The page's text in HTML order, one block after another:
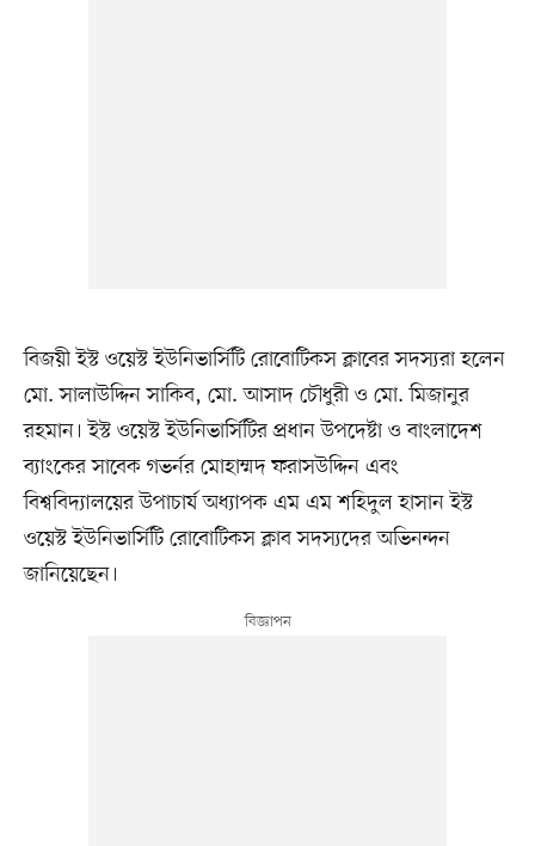
বিজয়ী ইস্ট ওয়েস্ট ইউনিভার্সিটি রোবোটিকস ক্লাবের সদস্যরা হলেন
মো. সালাউদ্দিন সাকিব, মো. আসাদ চৌধুরী ও মো. মিজানুর
রহমান। ইস্ট ওয়েস্ট ইউনিভার্সিটির প্রধান উপদেষ্টা ও বাংলাদেশ
ব্যাংকের সাবেক গভর্নর মোহাম্মদ ফরাসউদ্দিন এবং
বিশ্ববিদ্যালয়ের উপাচার্য অধ্যাপক এম এম শহিদুল হাসান ইস্ট
ওয়েস্ট ইউনিভার্সিটি রোবোটিকস ক্লাব সদস্যদের অভিনন্দন
জানিয়েছেন।